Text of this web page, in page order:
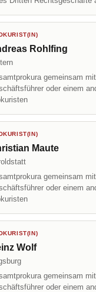
Rohlfing
gemeinsam
oder einem
Maute
gemeinsam
oder einem
Wolf
gemeinsam
oder einem